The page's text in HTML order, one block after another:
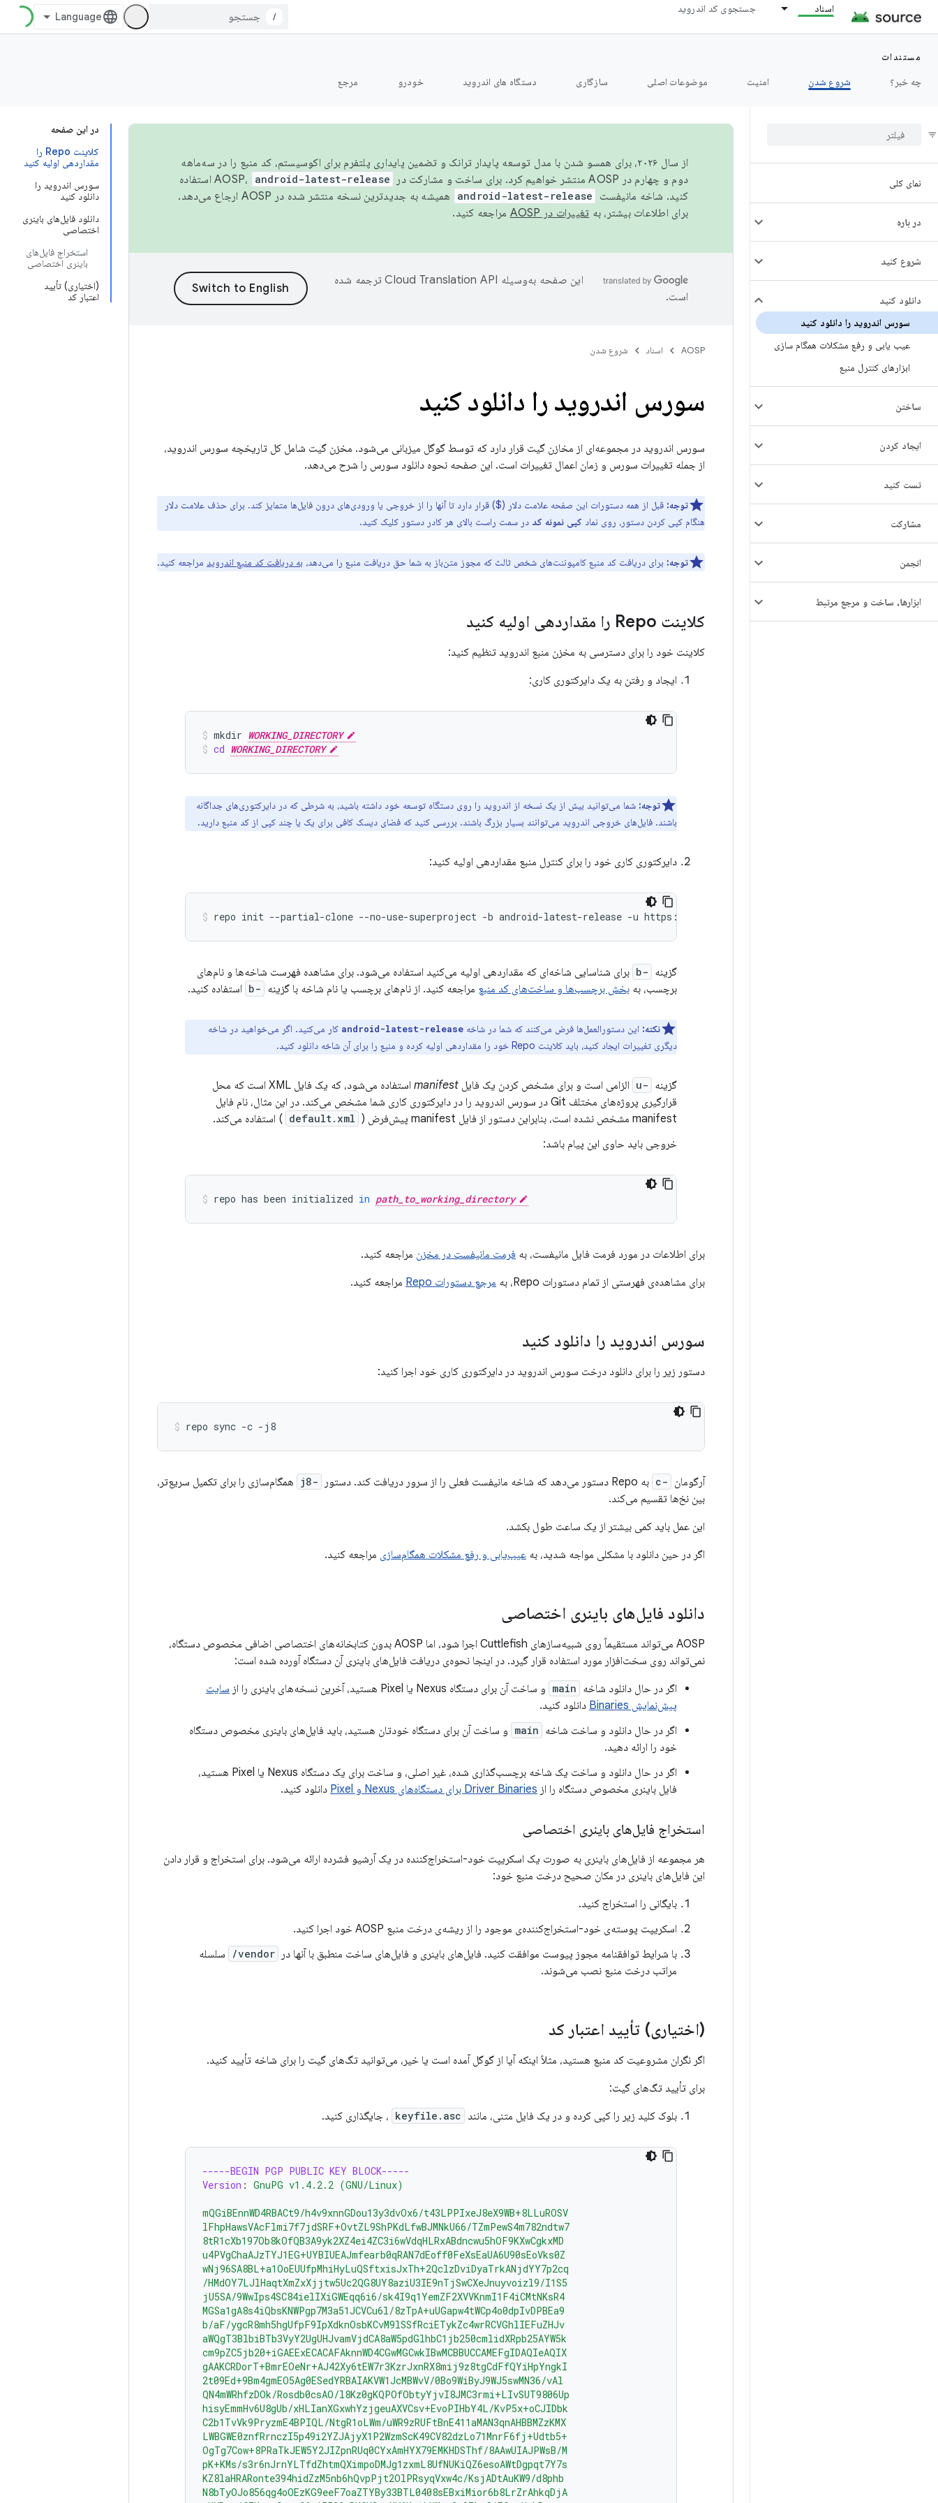
اسناد جستجوی کد اندروید
/
مستندات
چه خبر؟
شروع شدن امنیت موضوعات اصلی سازگاری دستگاه های اندروید خودرو مرجع
نمای کلی
در باره
شروع کنید
دانلود کنید
سورس اندروید را دانلود کنید
عیب یابی و رفع مشکلات همگام سازی
ابزارهای کنترل منبع
ساختن
ايجاد كردن
تست کنید
مشارکت
انجمن
ابزارها، ساخت و مرجع مرتبط
در این صفحه
کلاینت Repo را
مقداردهی اولیه کنید
سورس اندروید را
دانلود کنید
دانلود فایل‌های باینری
اختصاصی
استخراج فایل‌های
باینری اختصاصی
(اختیاری) تأیید
اعتبار کد
از سال ۲۰۲۶، برای همسو شدن با مدل توسعه پایدار ترانک و تضمین پایداری پلتفرم برای اکوسیستم، کد منبع را در سه‌ماهه
دوم و چهارم در AOSP منتشر خواهیم کرد. برای ساخت و مشارکت در AOSP،
android-latest-release
استفاده
کنید. شاخه مانیفست
android-latest-release
همیشه به جدیدترین نسخه منتشر شده در AOSP ارجاع می‌دهد.
برای اطلاعات بیشتر، به تغییرات در AOSP مراجعه کنید.
این صفحه به‌وسیله
ترجمه شده
است.
AOSP اسناد شروع شدن
سورس اندروید را دانلود کنید
سورس اندروید در مجموعه‌ای از مخازن گیت قرار دارد که توسط گوگل میزبانی می‌شود. مخزن گیت شامل کل تاریخچه سورس اندروید،
از جمله تغییرات سورس و زمان اعمال تغییرات است. این صفحه نحوه دانلود سورس را شرح می‌دهد.
توجه: قبل از همه دستورات این صفحه علامت دلار ($) قرار دارد تا آنها را از خروجی یا ورودی‌های درون فایل‌ها متمایز کند. برای حذف علامت دلار
هنگام کپی کردن دستور، روی نماد کپی نمونه کد در سمت راست بالای هر کادر دستور کلیک کنید.
توجه: برای دریافت کد منبع کامپوننت‌های شخص ثالث که مجوز متن‌باز به شما حق دریافت منبع را می‌دهد، به دریافت کد منبع اندروید مراجعه کنید.
کلاینت Repo را مقداردهی اولیه کنید
کلاینت خود را برای دسترسی به مخزن منبع اندروید تنظیم کنید:
ایجاد و رفتن به یک دایرکتوری کاری:
mkdir WORKING_DIRECTORY
cd WORKING_DIRECTORY
توجه: شما می‌توانید بیش از یک نسخه از اندروید را روی دستگاه توسعه خود داشته باشید، به شرطی که در دایرکتوری‌های جداگانه
باشند. فایل‌های خروجی اندروید می‌توانند بسیار بزرگ باشند. بررسی کنید که فضای دیسک کافی برای یک یا چند کپی از کد منبع دارید.
دایرکتوری کاری خود را برای کنترل منبع مقداردهی اولیه کنید:
repo init --partial-clone --no-use-superproject -b android-latest-release -u https://android.googlesource.com/platform/manifest
گزینه -b
برای شناسایی شاخه‌ای که مقداردهی اولیه می‌کنید استفاده می‌شود. برای مشاهده فهرست شاخه‌ها و نام‌های
برچسب، به بخش برچسب‌ها و ساخت‌های کد منبع مراجعه کنید. از نام‌های برچسب یا نام شاخه با گزینه -b استفاده کنید.
نکته: این دستورالعمل‌ها فرض می‌کنند که شما در شاخه android-latest-release کار می‌کنید. اگر می‌خواهید در شاخه
دیگری تغییرات ایجاد کنید، باید کلاینت Repo خود را مقداردهی اولیه کرده و منبع را برای آن شاخه دانلود کنید.
گزینه -u الزامی است و برای مشخص کردن یک فایل manifest
استفاده می‌شود، که یک فایل XML است که محل
قرارگیری پروژه‌های مختلف Git در سورس اندروید را در دایرکتوری کاری شما مشخص می‌کند. در این مثال، نام فایل
manifest مشخص نشده است، بنابراین دستور از فایل manifest پیش‌فرض (
default.xml ) استفاده می‌کند.
خروجی باید حاوی این پیام باشد:
repo has been initialized in path_to_working_directory
برای اطلاعات در مورد فرمت فایل مانیفست، به فرمت مانیفست در مخزن مراجعه کنید.
برای مشاهده‌ی فهرستی از تمام دستورات Repo، به
مرجع دستورات Repo مراجعه کنید.
سورس اندروید را دانلود کنید
دستور زیر را برای دانلود درخت سورس اندروید در دایرکتوری کاری خود اجرا کنید:
repo sync -c -j8
آرگومان -c به Repo دستور می‌دهد که شاخه مانیفست فعلی را از سرور دریافت کند. دستور -j8
همگام‌سازی را برای تکمیل سریع‌تر،
بین نخ‌ها تقسیم می‌کند.
این عمل باید کمی بیشتر از یک ساعت طول بکشد.
اگر در حین دانلود با مشکلی مواجه شدید، به عیب‌یابی و رفع مشکلات همگام‌سازی مراجعه کنید.
دانلود فایل‌های باینری اختصاصی
AOSP می‌تواند مستقیماً روی شبیه‌سازهای Cuttlefish اجرا شود، اما AOSP بدون کتابخانه‌های اختصاصی اضافی مخصوص دستگاه،
نمی‌تواند روی سخت‌افزار مورد استفاده قرار گیرد. در اینجا نحوه‌ی دریافت فایل‌های باینری آن دستگاه آورده شده است:
اگر در حال دانلود شاخه main و ساخت آن برای دستگاه Nexus یا Pixel هستید، آخرین نسخه‌های باینری را از
سایت
پیش‌نمایش Binaries
دانلود کنید.
اگر در حال دانلود و ساخت شاخه main و ساخت آن برای دستگاه خودتان هستید، باید فایل‌های باینری مخصوص دستگاه
خود را ارائه دهید.
اگر در حال دانلود و ساخت یک شاخه برچسب‌گذاری شده، غیر اصلی، و ساخت برای یک دستگاه Nexus یا Pixel هستید،
فایل باینری مخصوص دستگاه را از Driver Binaries برای دستگاه‌های Nexus و Pixel دانلود کنید.
استخراج فایل‌های باینری اختصاصی
هر مجموعه از فایل‌های باینری به صورت یک اسکریپت خود-استخراج‌کننده در یک آرشیو فشرده ارائه می‌شود. برای استخراج و قرار دادن
این فایل‌های باینری در مکان صحیح درخت منبع خود:
بایگانی را استخراج کنید.
اسکریپت پوسته‌ی خود-استخراج‌کننده‌ی موجود را از ریشه‌ی درخت منبع AOSP خود اجرا کنید.
با شرایط توافقنامه مجوز پیوست موافقت کنید. فایل‌های باینری و فایل‌های ساخت منطبق با آنها در
vendor/
سلسله
مراتب درخت منبع نصب می‌شوند.
(اختیاری) تأیید اعتبار کد
اگر نگران مشروعیت کد منبع هستید، مثلاً اینکه آیا از گوگل آمده است یا خیر، می‌توانید تگ‌های گیت را برای شاخه تأیید کنید.
برای تأیید تگ‌های گیت:
بلوک کلید زیر را کپی کرده و در یک فایل متنی، مانند keyfile.asc ، جایگذاری کنید.
-----BEGIN PGP PUBLIC KEY BLOCK-----
Version : GnuPG v1.4.2.2 (GNU/Linux)
mQGiBEnnWD4RBACt9/h4v9xnnGDou13y3dvOx6/t43LPPIxeJ8eX9WB+8LLuROSV
lFhpHawsVAcFlmi7f7jdSRF+OvtZL9ShPKdLfwBJMNkU66/TZmPewS4m782ndtw7
8tR1cXb197Ob8kOfQB3A9yk2XZ4ei4ZC3i6wVdqHLRxABdncwu5hOF9KXwCgkxMD
u4PVgChaAJzTYJ1EG+UYBIUEAJmfearb0qRAN7dEoff0FeXsEaUA6U90sEoVks0Z
wNj96SA8BL+a1OoEUUfpMhiHyLuQSftxisJxTh+2QclzDviDyaTrkANjdYY7p2cq
/HMdOY7LJlHaqtXmZxXjjtw5Uc2QG8UY8aziU3IE9nTjSwCXeJnuyvoizl9/I1S5
jU5SA/9WwIps4SC84ielIXiGWEqq6i6/sk4I9q1YemZF2XVVKnmI1F4iCMtNKsR4
MGSa1gA8s4iQbsKNWPgp7M3a51JCVCu6l/8zTpA+uUGapw4tWCp4o0dpIvDPBEa9
b/aF/ygcR8mh5hgUfpF9IpXdknOsbKCvM9lSSfRciETykZc4wrRCVGhlIEFuZHJv
aWQgT3BlbiBTb3VyY2UgUHJvamVjdCA8aW5pdGlhbC1jb250cmlidXRpb25AYW5k
cm9pZC5jb20+iGAEExECACAFAknnWD4CGwMGCwkIBwMCBBUCCAMEFgIDAQIeAQIX
gAAKCRDorT+BmrEOeNr+AJ42Xy6tEW7r3KzrJxnRX8mij9z8tgCdFfQYiHpYngkI
2t09Ed+9Bm4gmEO5Ag0ESedYRBAIAKVW1JcMBWvV/0Bo9WiByJ9WJ5swMN36/vAl
QN4mWRhfzDOk/Rosdb0csAO/l8Kz0gKQPOfObtyYjvI8JMC3rmi+LIvSUT9806Up
hisyEmmHv6U8gUb/xHLIanXGxwhYzjgeuAXVCsv+EvoPIHbY4L/KvP5x+oCJIDbk
C2b1TvVk9PryzmE4BPIQL/NtgR1oLWm/uWR9zRUFtBnE411aMAN3qnAHBBMZzKMX
LWBGWE0znfRrnczI5p49i2YZJAjyX1P2WzmScK49CV82dzLo71MnrF6fj+Udtb5+
OgTg7Cow+8PRaTkJEW5Y2JIZpnRUq0CYxAmHYX79EMKHDSThf/8AAwUIAJPWsB/M
pK+KMs/s3r6nJrnYLTfdZhtmQXimpoDMJg1zxmL8UfNUKiQZ6esoAWtDgpqt7Y7s
KZ8laHRARonte394hidZzM5nb6hQvpPjt2OlPRsyqVxw4c/KsjADtAuKW9/d8phb
N8bTyOJo856qg4oOEzKG9eeF7oaZTYBy33BTL0408sEBxiMior6b8LrZrAhkqDjA